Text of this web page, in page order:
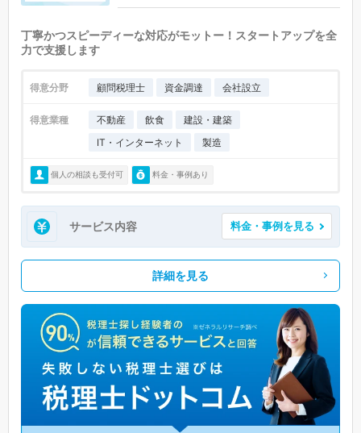
丁寧かつスピーディーな対応がモットー！スタートアップを全
力で支援します
得意分野 顧問税理士 資金調達 会社設立
得意業種 不動産 飲食
建設・建築
IT・インターネット
製造
個人の相談も受付可 料金・事例あり
サービス内容 料金・事例を見る
詳細を見る